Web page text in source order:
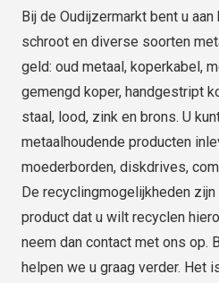
Bij de Oudijzermarkt bent u
schroot en diverse soorten
geld: oud metaal, koperkabel,
gemengd koper, handgestript
staal, lood, zink en brons. U
metaalhoudende producten
moederborden, diskdrives,
De recyclingmogelijkheden
product dat u wilt recyclen
neem dan contact met ons op.
helpen we u graag verder. Het